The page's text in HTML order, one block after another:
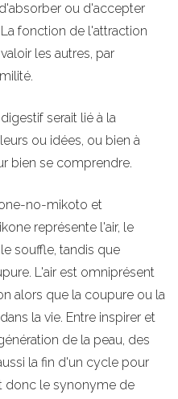
ou d'accepter
fonction de l'attraction
les autres, par
serait lié à la
ou idées, ou bien à
bien se comprendre.
no-mikoto et
représente l'air, le
souffle, tandis que
L'air est omniprésent
alors que la coupure ou la
la vie. Entre inspirer et
de la peau, des
la fin d'un cycle pour
donc le synonyme de